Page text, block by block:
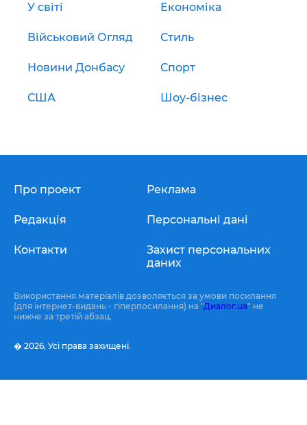
У світі Економіка
Військовий Огляд Стиль
Новини Донбасу Спорт
США Шоу-бізнес
Про проект
Редакція
Контакти
Реклама
Персональні дані
Захист персональних
даних
Використання матеріалів дозволяється за умови посилання
(для інтернет-видань - гіперпосилання) на "Диалог.ua" не
нижче за третій абзац.
� 2026, Усі права захищені.